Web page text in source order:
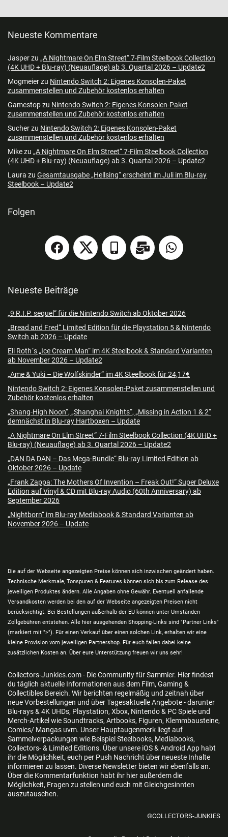
Neueste Kommentare
Jasperzu „A Nightmare On Elm Street“ 7-Film Steelbook Collection
(4K UHD + Blu-ray) (Neuauflage) ab 3. Quartal 2026 – Update2
Mogmeierzu Nintendo Switch 2: Eigenes Konsolen-Paket
zusammenstellen und Zubehör kostenlos erhalten
Gamestopzu Nintendo Switch 2: Eigenes Konsolen-Paket
zusammenstellen und Zubehör kostenlos erhalten
Sucherzu Nintendo Switch 2: Eigenes Konsolen-Paket
zusammenstellen und Zubehör kostenlos erhalten
Mikezu „A Nightmare On Elm Street“ 7-Film Steelbook Collection
(4K UHD + Blu-ray) (Neuauflage) ab 3. Quartal 2026 – Update2
Laura zu Gesamtausgabe „Hellsing“ erscheint im Juli im Blu-ray
Steelbook – Update2
Folgen
Neueste Beiträge
„9 R.I.P. sequel“ für die Nintendo Switch ab Oktober 2026
„Bread and Fred“ Limited Edition für die Playstation 5 & Nintendo
Switch ab 2026 – Update
Eli Roth´s „Ice Cream Man“ im 4K Steelbook & Standard Varianten
ab November 2026 – Update2
„Ame & Yuki – Die Wolfskinder“ im 4K Steelbook für 24,17€
Nintendo Switch 2: Eigenes Konsolen-Paket zusammenstellen und
Zubehör kostenlos erhalten
„Shang-High Noon“, „Shanghai Knights“, „Missing in Action 1 & 2“
demnächst in Blu-ray Hartboxen – Update
„A Nightmare On Elm Street“ 7-Film Steelbook Collection (4K UHD +
Blu-ray) (Neuauflage) ab 3. Quartal 2026 – Update2
„DAN DA DAN – Das Mega-Bundle“ Blu-ray Limited Edition ab
Oktober 2026 – Update
„Frank Zappa: The Mothers Of Invention – Freak Out!“ Super Deluxe
Edition auf Vinyl & CD mit Blu-ray Audio (60th Anniversary) ab
September 2026
„Nightborn“ im Blu-ray Mediabook & Standard Varianten ab
November 2026 – Update
Die auf der Webseite angezeigten Preise können sich inzwischen geändert haben.
Technische Merkmale, Tonspuren & Features können sich bis zum Release des
jeweiligen Produktes ändern. Alle Angaben ohne Gewähr. Eventuell anfallende
Versandkosten werden bei den auf der Webseite angezeigten Preisen nicht
berücksichtigt. Bei Bestellungen außerhalb der EU können unter Umständen
Zollgebühren entstehen. Alle hier ausgehenden Shopping-Links sind "Partner Links"
(markiert mit ">"). Für einen Verkauf über einen solchen Link, erhalten wir eine
kleine Provision vom jeweiligen Partnershop. Für euch fallen dabei keine
zusätzlichen Kosten an. Über eure Unterstützung freuen wir uns sehr!
Collectors-Junkies.com - Die Community für Sammler. Hier findest
du täglich aktuelle Informationen aus dem Film, Gaming &
Collectibles Bereich. Wir berichten regelmäßig und zeitnah über
neue Vorbestellungen und über Tagesaktuelle Angebote - darunter
Blu-rays & 4K UHDs, Playstation, Xbox, Nintendo & PC Spiele und
Merch-Artikel wie Soundtracks, Artbooks, Figuren, Klemmbausteine,
Comics/ Mangas uvm. Unser Hauptaugenmerk liegt auf
Sammelverpackungen wie Beispiel Steelbooks, Mediabooks,
Collectors- & Limited Editions. Über unsere iOS & Android App habt
ihr die Möglichkeit, euch per Push Nachricht über neueste Inhalte
informieren zu lassen. Diverse Newsletter bieten wir ebenfalls an.
Über die Kommentarfunktion habt ihr hier außerdem die
Möglichkeit, Fragen zu stellen und euch mit Gleichgesinnten
auszutauschen.
©COLLECTORS-JUNKIES